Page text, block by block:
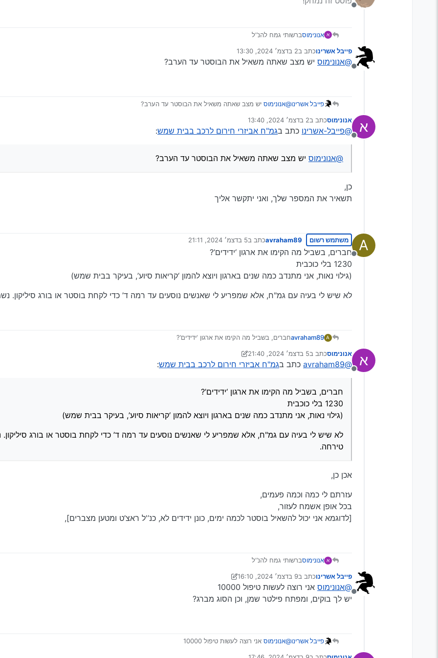
מנותק
א אנונימוסברשותי גמח להנ’‘ל
[הבוקים עולים 10 ש’'ח להשאלה לכיסוי העלויות,]
054-8421662
מנותק
פייבל אשרינוכתב ב2 בדצמ׳ 2024, 13:30
נערך לאחרונה על ידי
@אנונימוס יש מצב שאתה משאיל את הבוסטר עד הערב?
פייבל אשרינו@אנונימוס יש מצב שאתה משאיל את הבוסטר עד הערב?
א
מנותק
אנונימוסכתב ב2 בדצמ׳ 2024, 13:40
נערך לאחרונה על ידי
@פייבל-אשרינו כתב בגמ"ח אביזרי חירום לרכב בבית שמש:
@אנונימוס יש מצב שאתה משאיל את הבוסטר עד הערב?
כן,
תשאיר את המספר שלך, ואני יתקשר אליך
A
מנותק
משתמש רשום avraham89כתב ב5 בדצמ׳ 2024, 21:11
נערך לאחרונה על ידי
חברים, בשביל מה הקימו את ארגון ‘ידידים’?
1230 בלי כוכבית
(גילוי נאות, אני מתנדב כמה שנים בארגון ויוצא להמון ‘קריאות סיוע’, בעיקר בבית שמש)
לא שיש לי בעיה עם גמ"ח, אלא שמפריע לי שאנשים נוסעים עד רמה ד’ כדי לקחת בוסטר או בורג סיליקון.
A
avraham89חברים, בשביל מה הקימו את ארגון ‘ידידים’?
(גילוי נאות, אני מתנדב כמה שנים בארגון ויוצא להמון ‘קריאות סיוע’, בעיקר בבית שמש)
לא שיש לי בעיה עם גמ"ח, אלא שמפריע לי שאנשים נוסעים עד רמה ד’ כדי לקחת בוסטר או בורג סיליקון. א
מנותק
אנונימוסכתב ב5 בדצמ׳ 2024, 21:40
נערך לאחרונה על ידי אנונימוס
@avraham89 כתב בגמ"ח אביזרי חירום לרכב בבית שמש:
חברים, בשביל מה הקימו את ארגון ‘ידידים’?
1230 בלי כוכבית
(גילוי נאות, אני מתנדב כמה שנים בארגון ויוצא להמון ‘קריאות סיוע’, בעיקר בבית שמש)
לא שיש לי בעיה עם גמ"ח, אלא שמפריע לי שאנשים נוסעים עד רמה ד’ כדי לקחת בוסטר או בורג סיליקון.
טירחה.
אכן כן,
עזרתם לי כמה וכמה פעמים,
בכל אופן אשמח לעזור,
[לדוגמא אני יכול להשאיל בוסטר לכמה ימים, כונן ידידים לא, כנ’'ל ראצ’ט ומטען מצברים],
א אנונימוסברשותי גמח להנ’‘ל
[הבוקים עולים 10 ש’'ח להשאלה לכיסוי העלויות,]
054-8421662
מנותק
פייבל אשרינוכתב ב9 בדצמ׳ 2024, 16:10
נערך לאחרונה על ידי פייבל אשרינו
@אנונימוס אני רוצה לעשות טיפול 10000
יש לך בוקים, ומפתח פילטר שמן, וכן הסוג מברג?
פייבל אשרינו@אנונימוס אני רוצה לעשות טיפול 10000